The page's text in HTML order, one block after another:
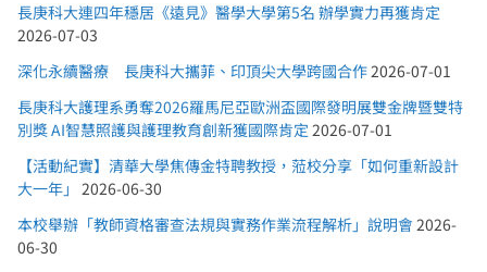
長庚科大連四年穩居《遠見》醫學大學第5名 辦學實力再獲肯定
2026-07-03
深化永續醫療 長庚科大攜菲、印頂尖大學跨國合作2026-07-01
長庚科大護理系勇奪2026羅馬尼亞歐洲盃國際發明展雙金牌暨雙特
別獎 AI智慧照護與護理教育創新獲國際肯定 2026-07-01
【活動紀實】清華大學焦傳金特聘教授，蒞校分享「如何重新設計
大一年」 2026-06-30
本校舉辦「教師資格審查法規與實務作業流程解析」說明會2026-
06-30